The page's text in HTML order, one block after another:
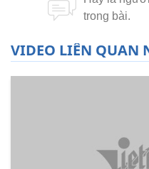
VIDEO LIÊN QUAN